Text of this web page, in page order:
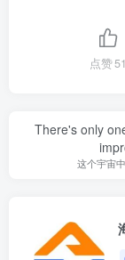
点赞51
There's only
这个宇宙